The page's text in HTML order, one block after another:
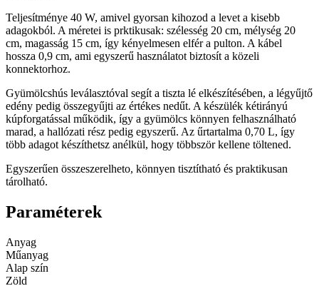
Teljesítménye 40 W, amivel gyorsan kihozod a levet a kisebb
adagokból. A méretei is prktikusak: szélesség 20 cm, mélység 20
cm, magasság 15 cm, így kényelmesen elfér a pulton. A kábel
hossza 0,9 cm, ami egyszerű használatot biztosít a közeli
konnektorhoz.
Gyümölcshús leválasztóval segít a tiszta lé elkészítésében, a légyűjtő
edény pedig összegyűjti az értékes nedűt. A készülék kétirányú
kúpforgatással működik, így a gyümölcs könnyen felhasználható
marad, a hallózati rész pedig egyszerű. Az űrtartalma 0,70 L, így
több adagot készíthetsz anélkül, hogy többször kellene töltened.
Egyszerűen összeszerelheto, könnyen tisztítható és praktikusan
tárolható.
Paraméterek
Anyag
Műanyag
Alap szín
Zöld